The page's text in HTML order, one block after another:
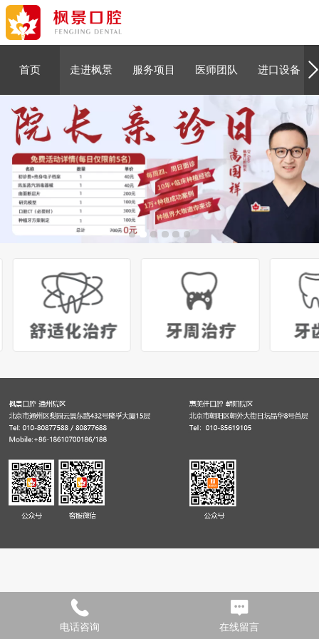
首页 走进枫景 服务项目 医师团队 进口设备
电话咨询 在线留言